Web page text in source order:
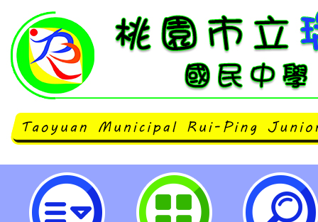
登革熱防制宣導-桃園市立瑞坪國民